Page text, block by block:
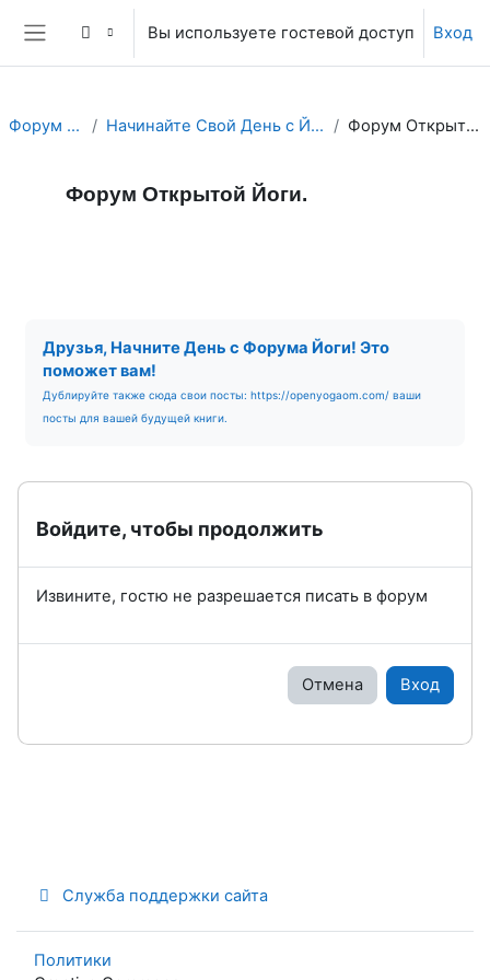
Перейти к основному содержанию
Боковая панель
Вы используете гостевой доступ Вход
Форум Йоги. Начинайте Свой День с Йога Форума! Форум Открытой Йоги.
Форум Открытой Йоги.
Друзья, Начните День с Форума Йоги! Это
поможет вам!
Дублируйте также сюда свои посты: https://openyogaom.com/ ваши
посты для вашей будущей книги.
Войдите, чтобы продолжить
Извините, гостю не разрешается писать в форум
Отмена Вход
Служба поддержки сайта
Политики